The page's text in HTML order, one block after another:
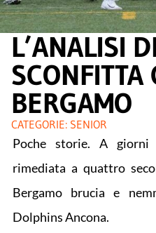
L’ANALISI
SCONFITTA
BERGAMO
CATEGORIE: SENIOR
Poche storie. A
rimediata a quattro
Bergamo brucia e
Dolphins Ancona.